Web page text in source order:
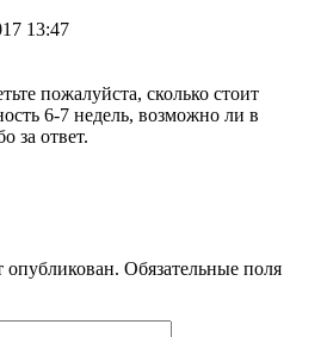
13:47
пожалуйста, сколько стоит
6-7 недель, возможно ли в
за ответ.
опубликован. Обязательные поля